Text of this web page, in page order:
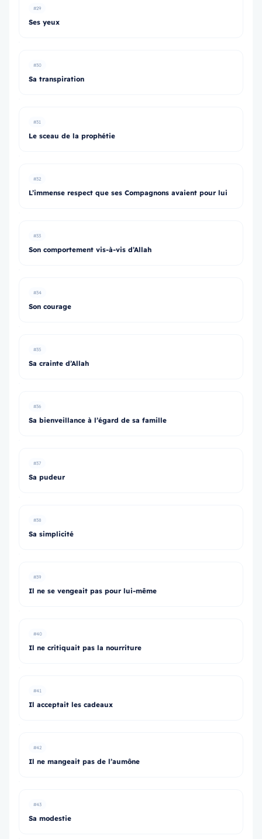
#29
Ses yeux
#30
Sa transpiration
#31
Le sceau de la prophétie
#32
L’immense respect que ses Compagnons avaient pour lui
#33
Son comportement vis-à-vis d’Allah
#34
Son courage
#35
Sa crainte d’Allah
#36
Sa bienveillance à l’égard de sa famille
#37
Sa pudeur
#38
Sa simplicité
#39
Il ne se vengeait pas pour lui-même
#40
Il ne critiquait pas la nourriture
#41
Il acceptait les cadeaux
#42
Il ne mangeait pas de l’aumône
#43
Sa modestie